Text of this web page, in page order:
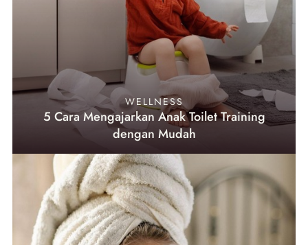
WELLNESS
5 Cara Mengajarkan Anak Toilet Training
dengan Mudah